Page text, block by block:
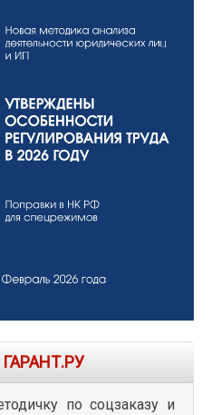
ГАРАНТ.РУ
по соцзаказу и